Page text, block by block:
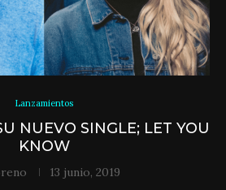
Lanzamientos
NUEVO SINGLE; LET YOU
KNOW
13 junio, 2019